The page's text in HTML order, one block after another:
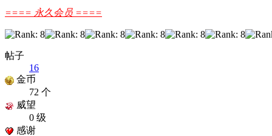
==== 永久会员 ====
帖子
16
金币
72 个
威望
0 级
感谢